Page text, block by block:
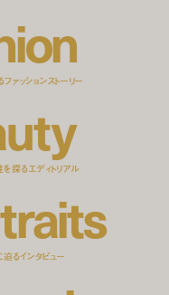
ion
ァッションストーリー
uty
探るエディトリアル
traits
迫るインタビュー